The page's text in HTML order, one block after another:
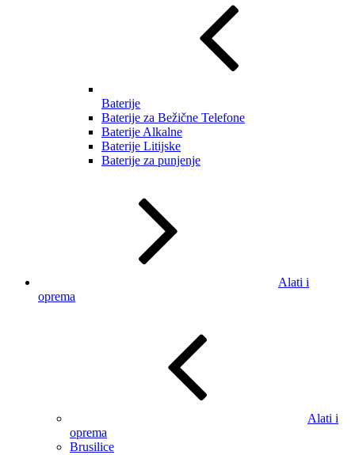
Baterije
Baterije za Bežične Telefone
Baterije Alkalne
Baterije Litijske
Baterije za punjenje
Alati i
oprema
Alati i
oprema
Brusilice